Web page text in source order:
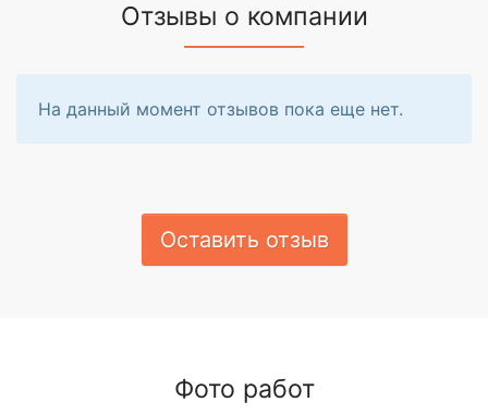
Отзывы о компании
На данный момент отзывов пока еще нет.
Оставить отзыв
Фото работ